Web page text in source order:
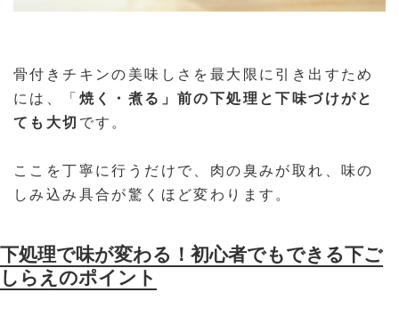
骨付きチキンの美味しさを最大限に引き出すため
には、「 焼く・煮る」前の下処理と下味づけがと
ても大切 です。
ここを丁寧に行うだけで、肉の臭みが取れ、味の
しみ込み具合が驚くほど変わります。
下処理で味が変わる！初心者でもできる下ご
しらえのポイント